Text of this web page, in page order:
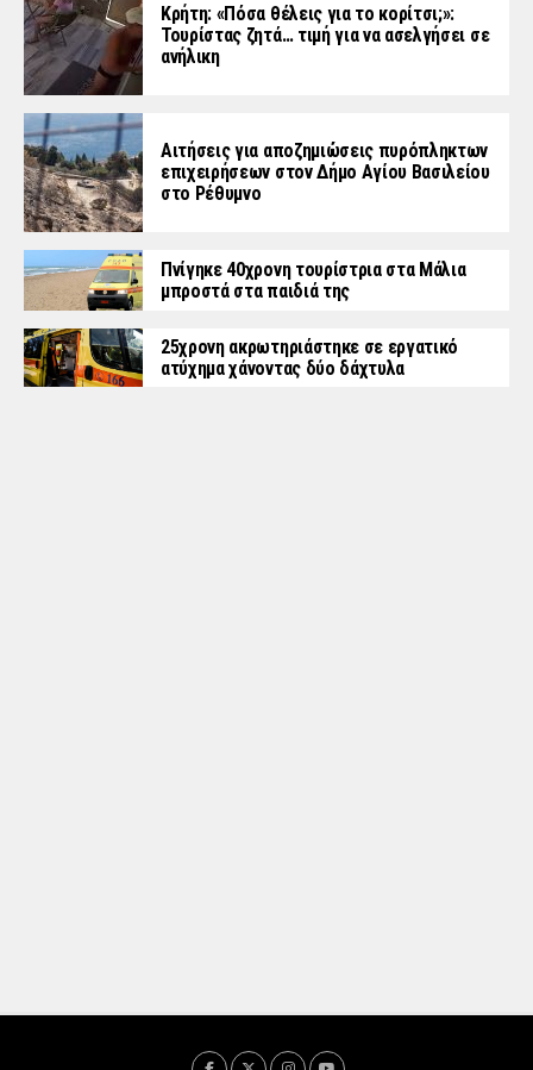
Κρήτη: «Πόσα θέλεις για το κορίτσι;»:
Τουρίστας ζητά… τιμή για να ασελγήσει σε
ανήλικη
Αιτήσεις για αποζημιώσεις πυρόπληκτων
επιχειρήσεων στον Δήμο Αγίου Βασιλείου
στο Ρέθυμνο
Πνίγηκε 40χρονη τουρίστρια στα Μάλια
μπροστά στα παιδιά της
25χρονη ακρωτηριάστηκε σε εργατικό
ατύχημα χάνοντας δύο δάχτυλα